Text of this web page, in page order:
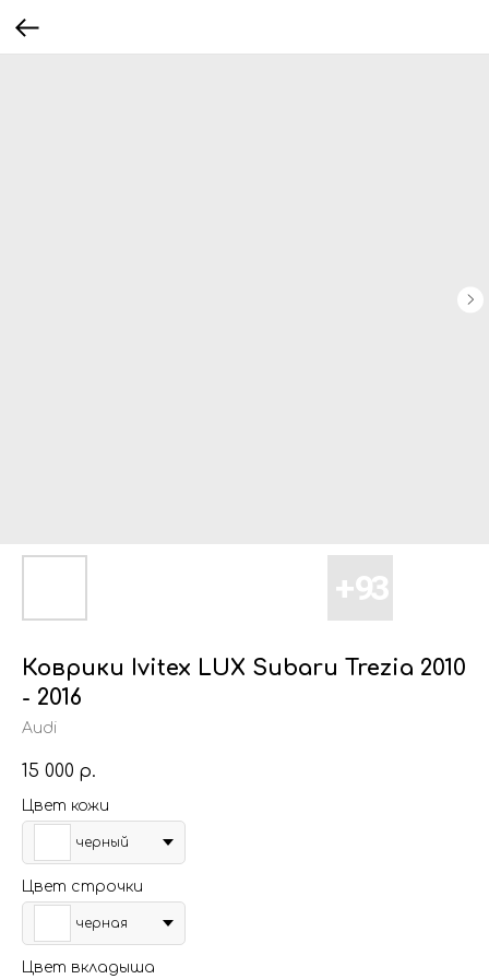
Коврики Ivitex LUX Subaru Trezia 2010
- 2016
Audi
15 000 р.
Цвет кожи
черный
Цвет строчки
черная
Цвет вкладыша